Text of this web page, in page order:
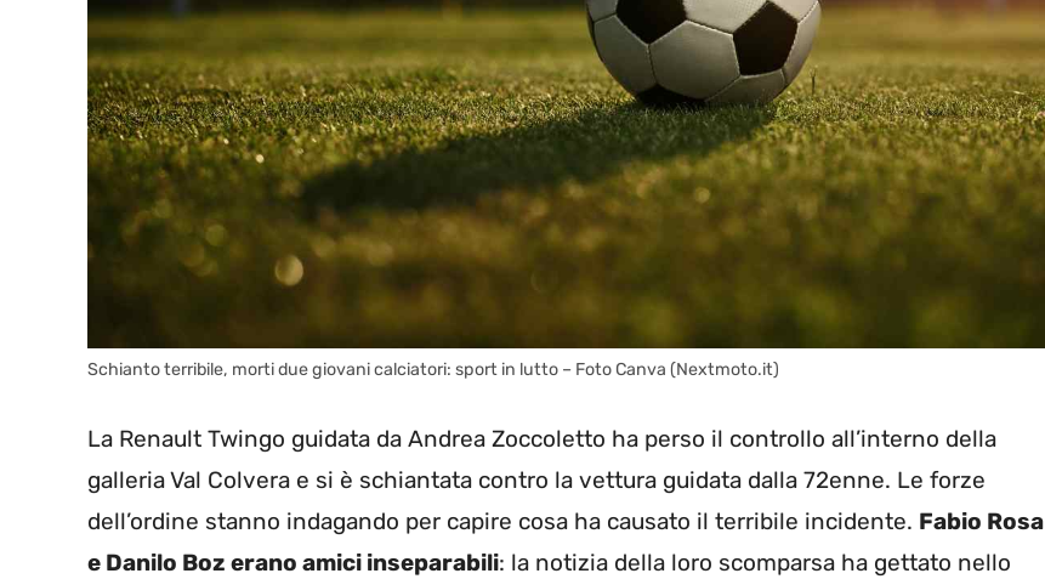
Schianto terribile, morti due giovani calciatori: sport in lutto – Foto Canva (Nextmoto.it)
La Renault Twingo guidata da Andrea Zoccoletto ha perso il controllo all’interno della
galleria Val Colvera e si è schiantata contro la vettura guidata dalla 72enne. Le forze
dell’ordine stanno indagando per capire cosa ha causato il terribile incidente. Fabio Rosa
e Danilo Boz erano amici inseparabili: la notizia della loro scomparsa ha gettato nello